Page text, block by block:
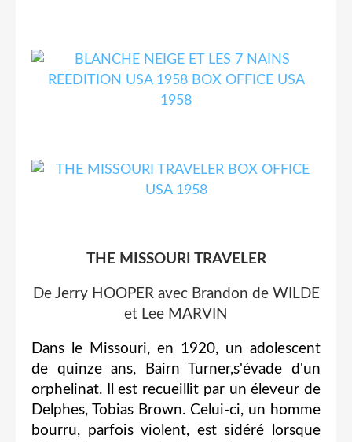
THE MISSOURI TRAVELER
De Jerry HOOPER avec Brandon de WILDE
et Lee MARVIN
Dans le Missouri, en 1920, un adolescent
de quinze ans, Bairn Turner,s'évade d'un
orphelinat. Il est recueillit par un éleveur de
Delphes, Tobias Brown. Celui-ci, un homme
bourru, parfois violent, est sidéré lorsque